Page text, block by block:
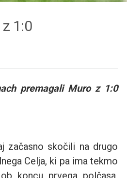
1:0
premagali Muro z 1:0
začasno skočili na drugo
Celja, ki pa ima tekmo
koncu prvega polčasa,